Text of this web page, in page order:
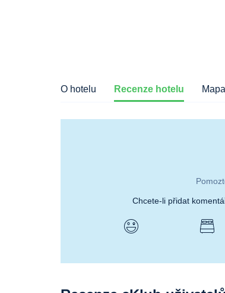
O hotelu Recenze hotelu
Chcete-li přidat